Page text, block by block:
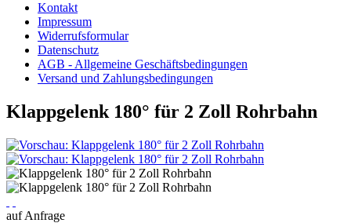
Kontakt
Impressum
Widerrufsformular
Datenschutz
AGB - Allgemeine Geschäftsbedingungen
Versand und Zahlungsbedingungen
Klappgelenk 180° für 2 Zoll Rohrbahn
auf Anfrage